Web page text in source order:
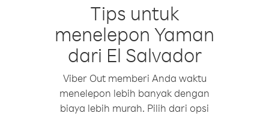
Tips untuk
menelepon Yaman
dari El Salvador
Viber Out memberi Anda waktu
menelepon lebih banyak dengan
biaya lebih murah. Pilih dari opsi